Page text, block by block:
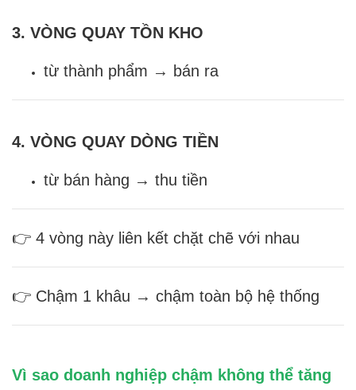
3. VÒNG QUAY TỒN KHO
từ thành phẩm → bán ra
4. VÒNG QUAY DÒNG TIỀN
từ bán hàng → thu tiền
👉 4 vòng này liên kết chặt chẽ với nhau
👉 Chậm 1 khâu → chậm toàn bộ hệ thống
Vì sao doanh nghiệp chậm không thể tăng